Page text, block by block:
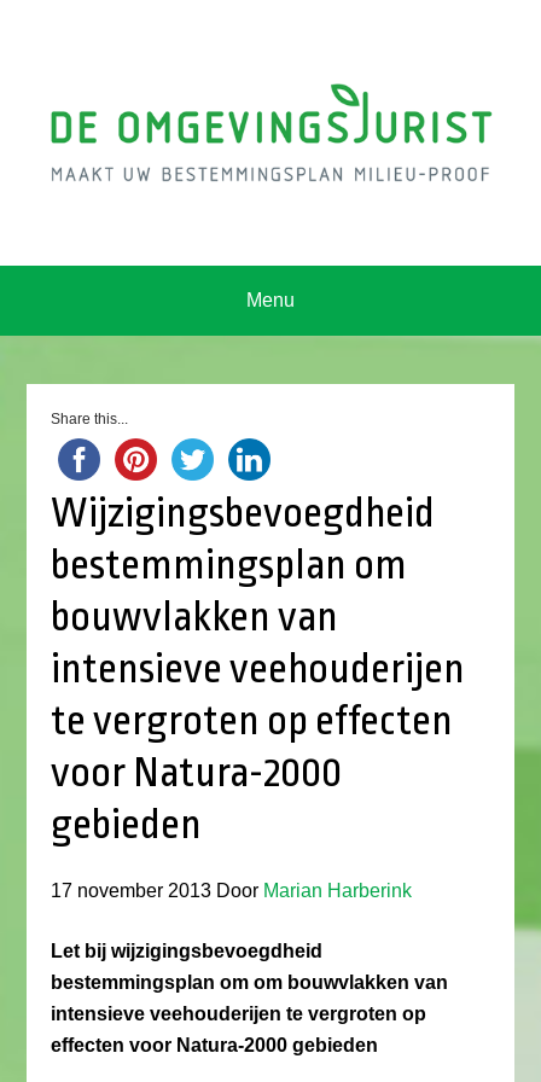
Menu
Share this...
Wijzigingsbevoegdheid
bestemmingsplan om
bouwvlakken van
intensieve veehouderijen
te vergroten op effecten
voor Natura-2000
gebieden
17 november 2013 Door Marian Harberink
Let bij wijzigingsbevoegdheid
bestemmingsplan om om bouwvlakken van
intensieve veehouderijen te vergroten op
effecten voor Natura-2000 gebieden